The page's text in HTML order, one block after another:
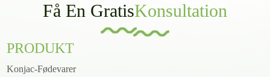
Få En GratisKonsultation
PRODUKT
Konjac-Fødevarer